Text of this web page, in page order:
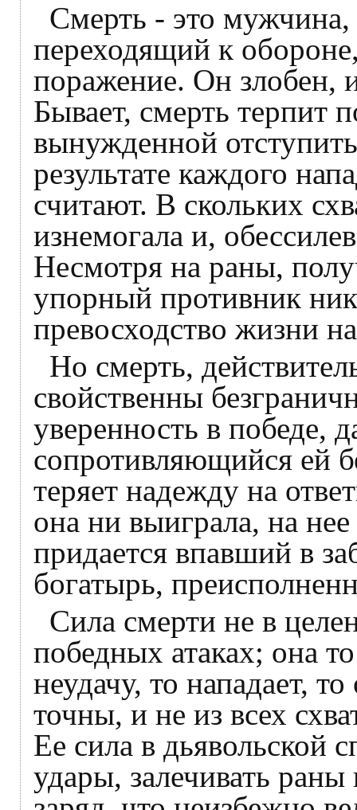
Смерть - это
переходящий к
поражение. Он злобен,
Бывает, смерть терпит
вынужденной
результате каждого
считают. В скольких
изнемогала и,
Несмотря на раны,
упорный противник
превосходство жизни
Но смерть,
свойственны
уверенность в победе,
сопротивляющийся ей
теряет надежду на
она ни выиграла, на
придается впавший в
богатырь,
Сила смерти не в
победных атаках; она
неудачу, то нападает,
точны, и не из всех
Ее сила в дьявольской
удары, залечивать